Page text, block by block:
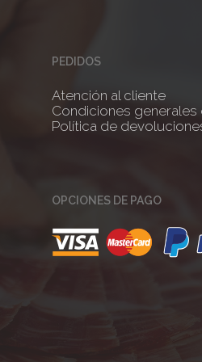
PEDIDOS
Atención al cliente
Condiciones
Política de
OPCIONES DE PAGO